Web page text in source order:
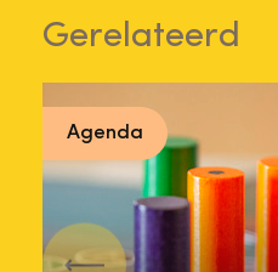
Gerelateerd
Agenda